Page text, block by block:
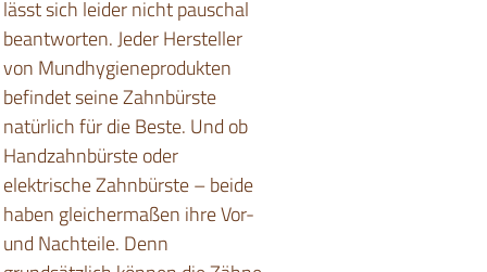
lässt sich leider nicht pauschal
beantworten. Jeder Hersteller
von Mundhygieneprodukten
befindet seine Zahnbürste
natürlich für die Beste. Und ob
Handzahnbürste oder
elektrische Zahnbürste – beide
haben gleichermaßen ihre Vor-
und Nachteile. Denn